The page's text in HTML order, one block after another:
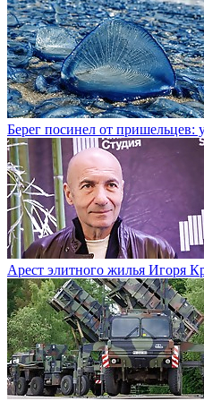
Берег посинел от пришельцев:
Арест элитного жилья Игоря